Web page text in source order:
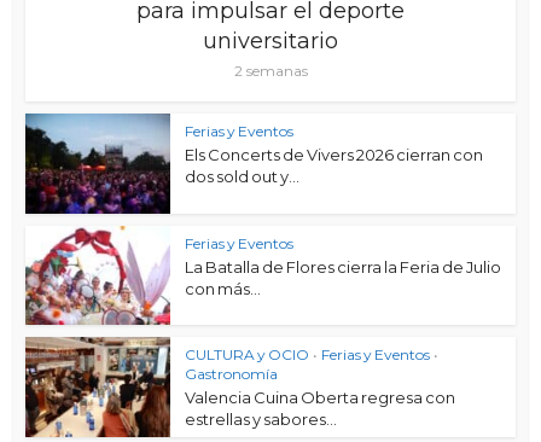
para impulsar el deporte
universitario
2 semanas
Ferias y Eventos
Els Concerts de Vivers 2026 cierran con
dos sold out y...
Ferias y Eventos
La Batalla de Flores cierra la Feria de Julio
con más...
CULTURA y OCIO • Ferias y Eventos •
Gastronomía
Valencia Cuina Oberta regresa con
estrellas y sabores...